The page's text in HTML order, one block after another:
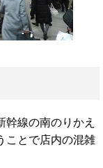
線の南のりかえ
ことで店内の混雑